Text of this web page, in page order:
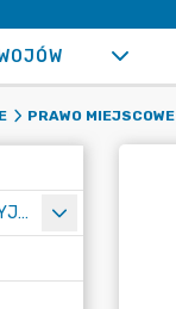
PRAWO MIEJSCOWE
GMINNE JEDNOSTKI ORGANIZACYJNE